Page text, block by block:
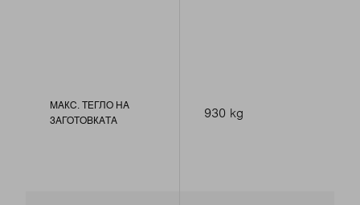
МАКС. ТЕГЛО НА
ЗАГОТОВКАТА
930 kg